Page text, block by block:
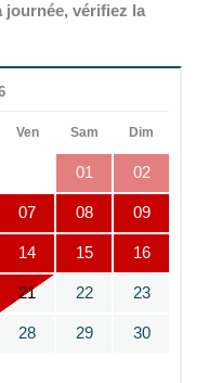
journée, vérifiez la
Ven Sam Dim
01 02
07 08 09
14 15 16
21 22 23
28 29 30